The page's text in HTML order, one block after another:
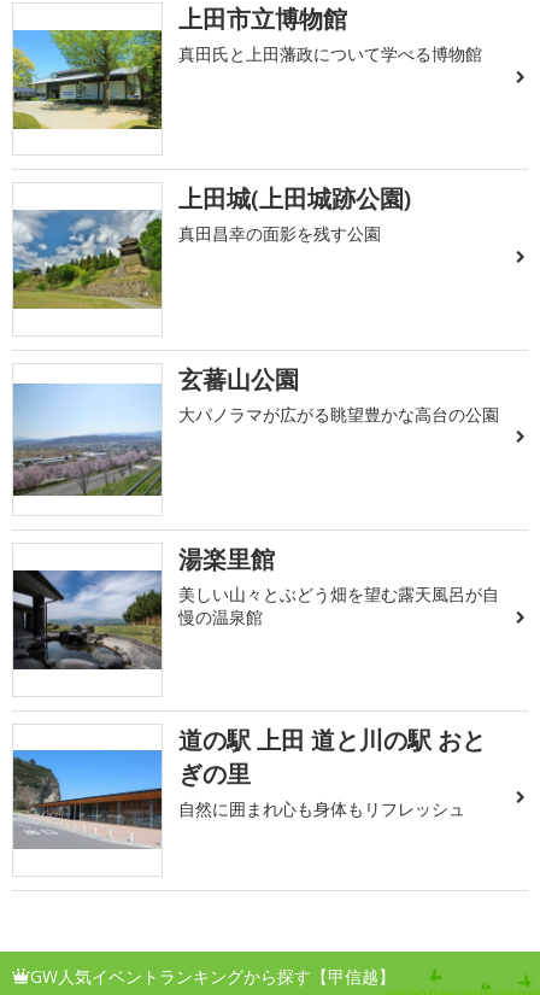
上田市立博物館
真田氏と上田藩政について学べる博物館
上田城(上田城跡公園)
真田昌幸の面影を残す公園
玄蕃山公園
大パノラマが広がる眺望豊かな高台の公園
湯楽里館
美しい山々とぶどう畑を望む露天風呂が自
慢の温泉館
道の駅 上田 道と川の駅 おと
ぎの里
自然に囲まれ心も身体もリフレッシュ
GW人気イベントランキングから探す【甲信越】